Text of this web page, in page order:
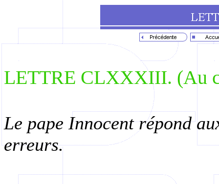
LETTRE CLXXXIII. (Au
Le pape Innocent répond
erreurs.